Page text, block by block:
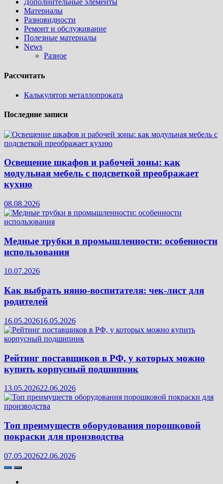
Дополнительные элементы
Материалы
Разновидности
Ремонт и обслуживание
Полезные материалы
News
Разное
Рассчитать
Калькулятор металлопроката
Последние записи
Освещение шкафов и рабочей зоны: как
модульная мебель с подсветкой преображает
кухню
08.08.2026
Медные трубки в промышленности: особенности
использования
10.07.2026
Как выбрать няню-воспитателя: чек‑лист для
родителей
16.05.202616.05.2026
Рейтинг поставщиков в РФ, у которых можно
купить корпусный подшипник
13.05.202622.06.2026
Топ преимуществ оборудования порошковой
покраски для производства
07.05.202622.06.2026